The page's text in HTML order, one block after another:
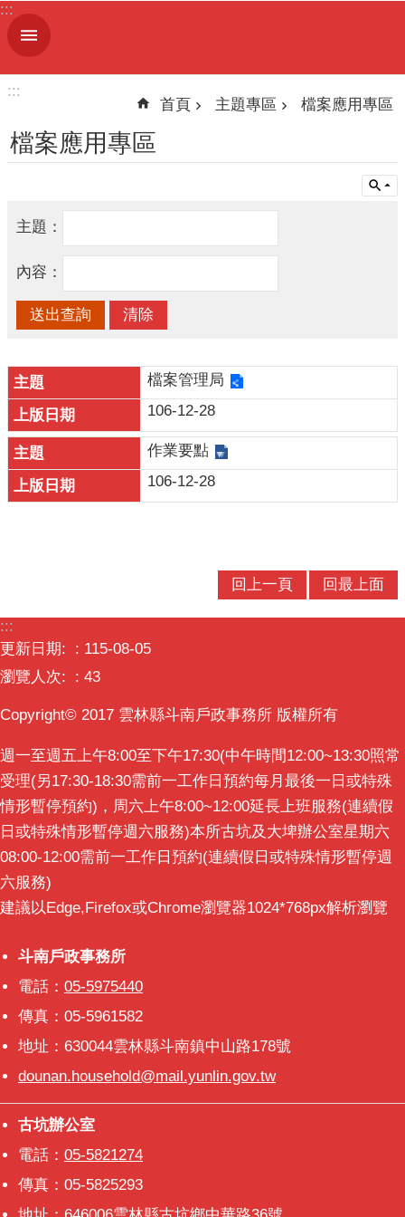
跳到主要內容區塊
進
階
簡
民
服
人
口
統
計
最
開
資
題
專
區
民
意
交
相
連
:::
:::
首頁 主題專區 檔案應用專區
檔案應用專區
主題：
內容：
檔案管理局
106-12-28
作業要點
106-12-28
回上一頁 回最上面
:::
更新日期:
115-08-05
瀏覽人次:
43
Copyright© 2017 雲林縣斗南戶政事務所 版權所有
週一至週五上午8:00至下午17:30(中午時間12:00~13:30照常
受理(另17:30-18:30需前一工作日預約每月最後一日或特殊
情形暫停預約)，周六上午8:00~12:00延長上班服務(連續假
日或特殊情形暫停週六服務)本所古坑及大埤辦公室星期六
08:00-12:00需前一工作日預約(連續假日或特殊情形暫停週
六服務)
建議以Edge,Firefox或Chrome瀏覽器1024*768px解析瀏覽
斗南戶政事務所
斗南戶政事務所
電話： 05-5975440
傳真：05-5961582
地址：630044雲林縣斗南鎮中山路178號
dounan.household@mail.yunlin.gov.tw
古坑辦公室
古坑辦公室
電話： 05-5821274
傳真：05-5825293